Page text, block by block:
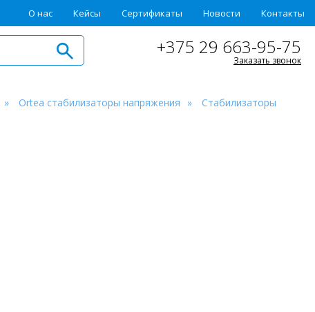
О нас Кейсы Сертификаты Новости Контакты
+375 29 663-95-75
Заказать звонок
Ortea стабилизаторы напряжения
Стабилизаторы